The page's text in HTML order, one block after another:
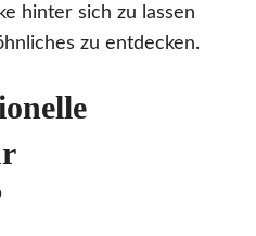
hinter sich zu lassen
zu entdecken.